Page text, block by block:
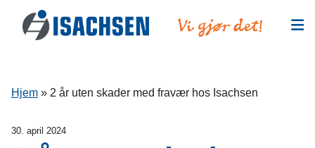
Hopp til innhold
Hjem » 2 år uten skader med fravær hos Isachsen
30. april 2024